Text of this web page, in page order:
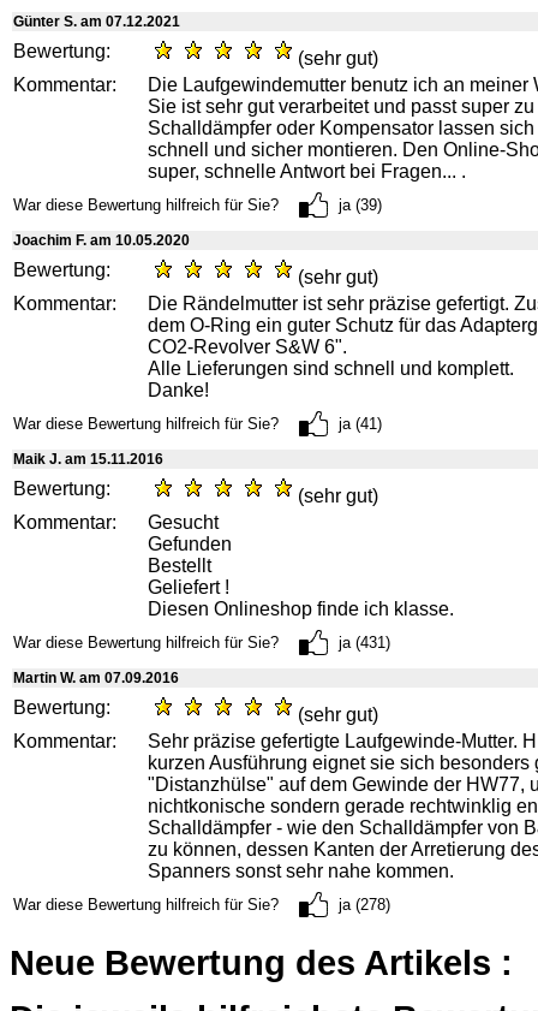
Günter S. am 07.12.2021
Bewertung:
(sehr gut)
Kommentar:
Die Laufgewindemutter benutz ich an meiner
Sie ist sehr gut verarbeitet und passt super
Schalldämpfer oder Kompensator lassen
schnell und sicher montieren. Den Online-
super, schnelle Antwort bei Fragen... .
War diese Bewertung hilfreich für Sie? ja (39)
Joachim F. am 10.05.2020
Bewertung:
(sehr gut)
Kommentar:
Die Rändelmutter ist sehr präzise gefertigt.
dem O-Ring ein guter Schutz für das
CO2-Revolver S&W 6".
Alle Lieferungen sind schnell und komplett.
Danke!
War diese Bewertung hilfreich für Sie? ja (41)
Maik J. am 15.11.2016
Bewertung:
(sehr gut)
Kommentar:
Gesucht
Gefunden
Bestellt
Geliefert !
Diesen Onlineshop finde ich klasse.
War diese Bewertung hilfreich für Sie? ja (431)
Martin W. am 07.09.2016
Bewertung:
(sehr gut)
Kommentar:
Sehr präzise gefertigte Laufgewinde-Mutter.
kurzen Ausführung eignet sie sich besonders
"Distanzhülse" auf dem Gewinde der HW77,
nichtkonische sondern gerade rechtwinklig
Schalldämpfer - wie den Schalldämpfer von
zu können, dessen Kanten der Arretierung
Spanners sonst sehr nahe kommen.
War diese Bewertung hilfreich für Sie? ja (278)
Neue Bewertung des Artikels :